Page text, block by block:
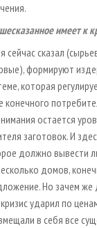
имеет к
сейчас сказал
формируют
которая
конечного
остается
заготовок. И
должно вывести
домов,
Но зачем
ударил по
в себя все